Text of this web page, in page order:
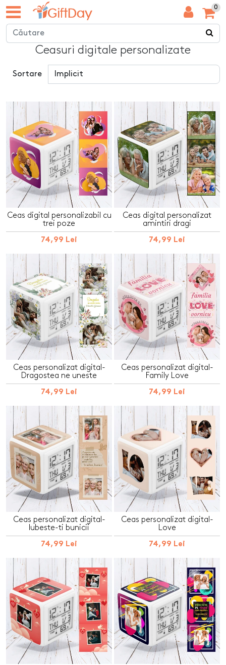
0
Ceasuri digitale personalizate
Sortare
Ceas digital personalizabil cu
trei poze
74,99 Lei
Ceas digital personalizat
amintiri dragi
74,99 Lei
Ceas personalizat digital-
Dragostea ne uneste
74,99 Lei
Ceas personalizat digital-
Family Love
74,99 Lei
Ceas personalizat digital-
Iubeste-ti bunicii
74,99 Lei
Ceas personalizat digital-
Love
74,99 Lei